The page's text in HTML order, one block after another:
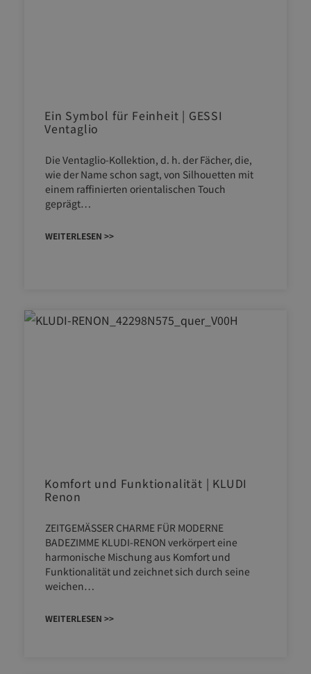
Ein Symbol für Feinheit | GESSI
Ventaglio
Die Ventaglio-Kollektion, d. h. der Fächer, die,
wie der Name schon sagt, von Silhouetten mit
einem raffinierten orientalischen Touch
geprägt…
WEITERLESEN >>
Komfort und Funktionalität | KLUDI
Renon
ZEITGEMÄSSER CHARME FÜR MODERNE
BADEZIMME KLUDI-RENON verkörpert eine
harmonische Mischung aus Komfort und
Funktionalität und zeichnet sich durch seine
weichen…
WEITERLESEN >>